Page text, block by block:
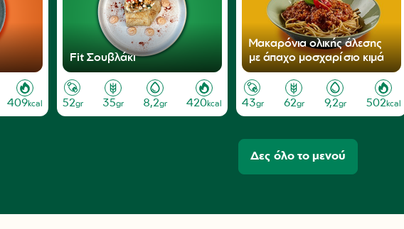
409kcal
Fit Σουβλάκι
52gr 35gr 8,2gr 420kcal
Μακαρόνια ολικής άλεσης
με άπαχο μοσχαρίσιο κιμά
43gr 62gr 9,2gr 502kcal
Δες όλο το μενού